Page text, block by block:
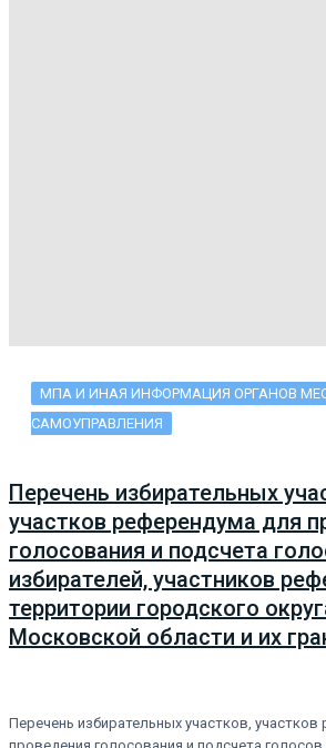
МПА И ИНАЯ ИНФОРМАЦИЯ ОРГАНОВ
САМОУПРАВЛЕНИЯ
Перечень избирательных
участков референдума для
голосования и подсчета
избирателей, участников
территории городского
Московской области и их
Перечень избирательных участков,